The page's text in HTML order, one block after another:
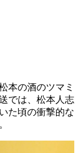
本の酒のツマミ
では、松本人志
た頃の衝撃的な